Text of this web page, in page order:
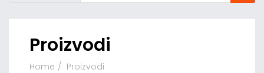
Proizvodi
Home Proizvodi